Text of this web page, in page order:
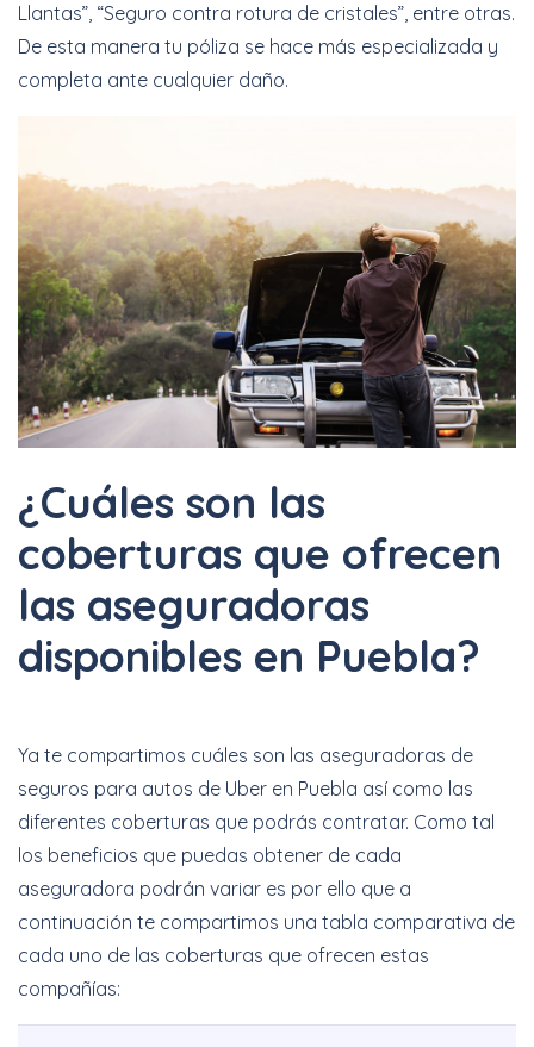
Llantas”, “Seguro contra rotura de cristales”, entre otras.
De esta manera tu póliza se hace más especializada y
completa ante cualquier daño.
¿Cuáles son las
coberturas que ofrecen
las aseguradoras
disponibles en Puebla?
Ya te compartimos cuáles son las aseguradoras de
seguros para autos de Uber en Puebla así como las
diferentes coberturas que podrás contratar. Como tal
los beneficios que puedas obtener de cada
aseguradora podrán variar es por ello que a
continuación te compartimos una tabla comparativa de
cada uno de las coberturas que ofrecen estas
compañías: